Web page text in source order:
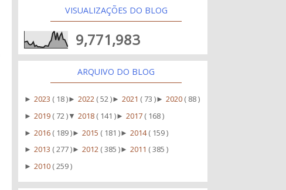
VISUALIZAÇÕES DO BLOG
9,771,983
ARQUIVO DO BLOG
►2023 ( 18 )►2022 ( 52 )►2021 ( 73 )►2020 ( 88 )
►2019 ( 72 ) ▼2018 ( 141 )►2017 ( 168 )
►2016 ( 189 )►2015 ( 181 )►2014( 159 )
►2013 ( 277 )►2012 ( 385 )►2011 ( 385 )
►2010 ( 259 )